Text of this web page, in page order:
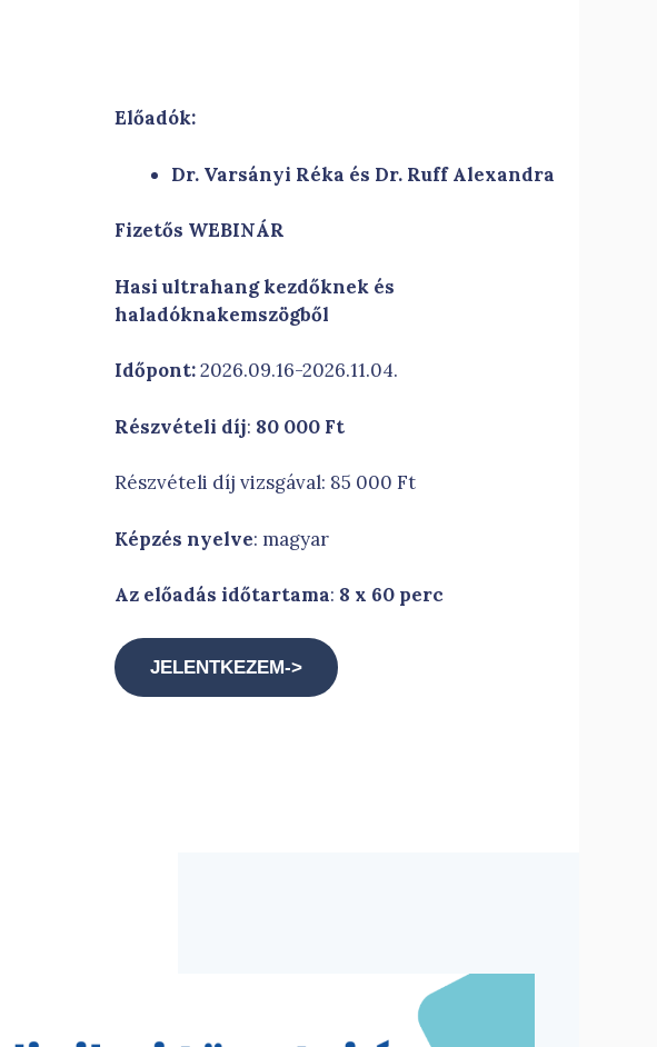
Előadók:
Dr. Varsányi Réka és Dr. Ruff Alexandra
Fizetős WEBINÁR
Hasi ultrahang kezdőknek és
haladóknakemszögből
Időpont:2026.09.16-2026.11.04.
Részvételi díj: 80 000 Ft
Részvételi díj vizsgával: 85 000 Ft
Képzés nyelve: magyar
Az előadás időtartama: 8 x 60 perc
JELENTKEZEM->